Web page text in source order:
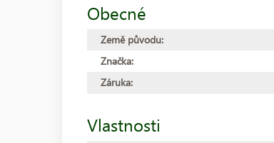
Obecné
Země původu:
Značka:
Záruka:
Vlastnosti